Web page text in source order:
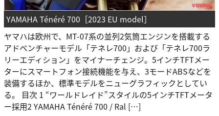
YAMAHA Ténéré 700［2023 EU model］
ヤマハは欧州で、MT-07系の並列2気筒エンジンを搭載する
アドベンチャーモデル「テネレ700」および「テネレ700ラ
リーエディション」をマイナーチェンジ。5インチTFTメー
ターにスマートフォン接続機能を与え、3モードABSなどを
装備するほか、標準モデルをニューグラフィックとしてい
る。 目次 1 “ワールドレイド”スタイルの5インチTFTメータ
ー採用2 YAMAHA Ténéré 700 / Ral […]